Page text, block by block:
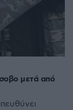
μετά από